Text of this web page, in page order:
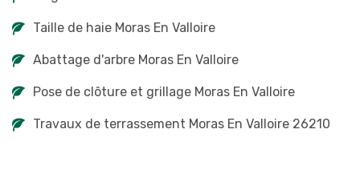
Taille de haie Moras En Valloire
Abattage d'arbre Moras En Valloire
Pose de clôture et grillage Moras En Valloire
Travaux de terrassement Moras En Valloire 26210